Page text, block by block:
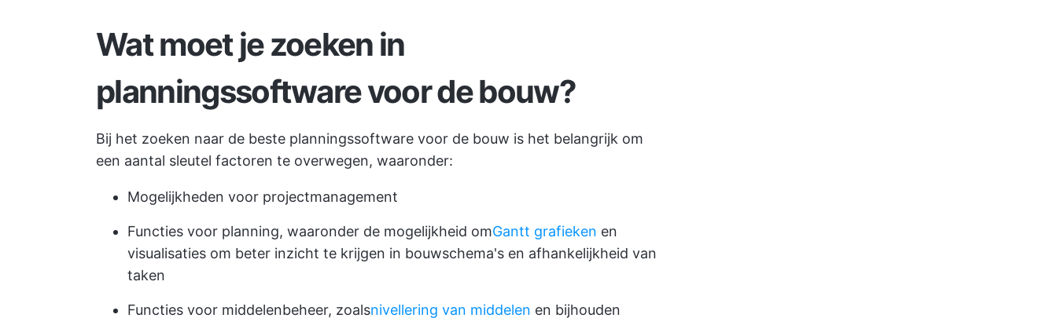
Wat moet je zoeken in
planningssoftware voor de bouw?
Bij het zoeken naar de beste planningssoftware voor de bouw is het belangrijk om
een aantal sleutel factoren te overwegen, waaronder:
Mogelijkheden voor projectmanagement
Functies voor planning, waaronder de mogelijkheid omGantt grafieken en
visualisaties om beter inzicht te krijgen in bouwschema's en afhankelijkheid van
taken
Functies voor middelenbeheer, zoalsnivellering van middelen en bijhouden